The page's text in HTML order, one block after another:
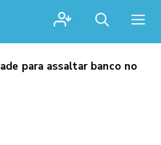
para assaltar banco no